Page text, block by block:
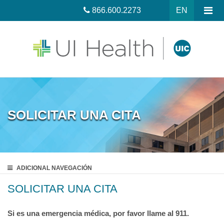
EN
866.600.2273
SOLICITAR UNA CITA
ADICIONAL NAVEGACIÓN
SOLICITAR UNA CITA
Si es una emergencia médica, por favor llame al 911.